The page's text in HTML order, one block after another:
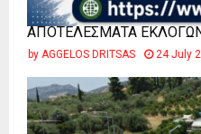
ΑΠΟΤΕΛΕΣΜΑΤΑ
by AGGELOS DRITSAS 24 July